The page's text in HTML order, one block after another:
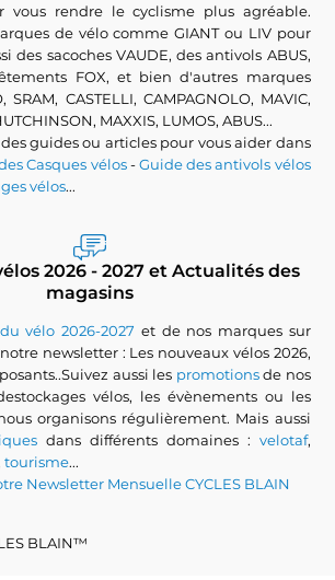
rendre le cyclisme plus agréable.
de vélo comme GIANT ou LIV pour
des sacoches VAUDE, des antivols ABUS,
FOX, et bien d'autres marques
CASTELLI, CAMPAGNOLO, MAVIC,
MAXXIS, LUMOS, ABUS...
guides ou articles pour vous aider dans
Casques vélos-Guide des antivols vélos
vélos...
2026 - 2027 et Actualités des
magasins
vélo 2026-2027 et de nos marques sur
newsletter : Les nouveaux vélos 2026,
aussi les promotionsde nos
vélos, les évènements ou les
organisons régulièrement. Mais aussi
dans différents domaines : velotaf,
,tourisme...
Newsletter Mensuelle CYCLES BLAIN
BLAIN™